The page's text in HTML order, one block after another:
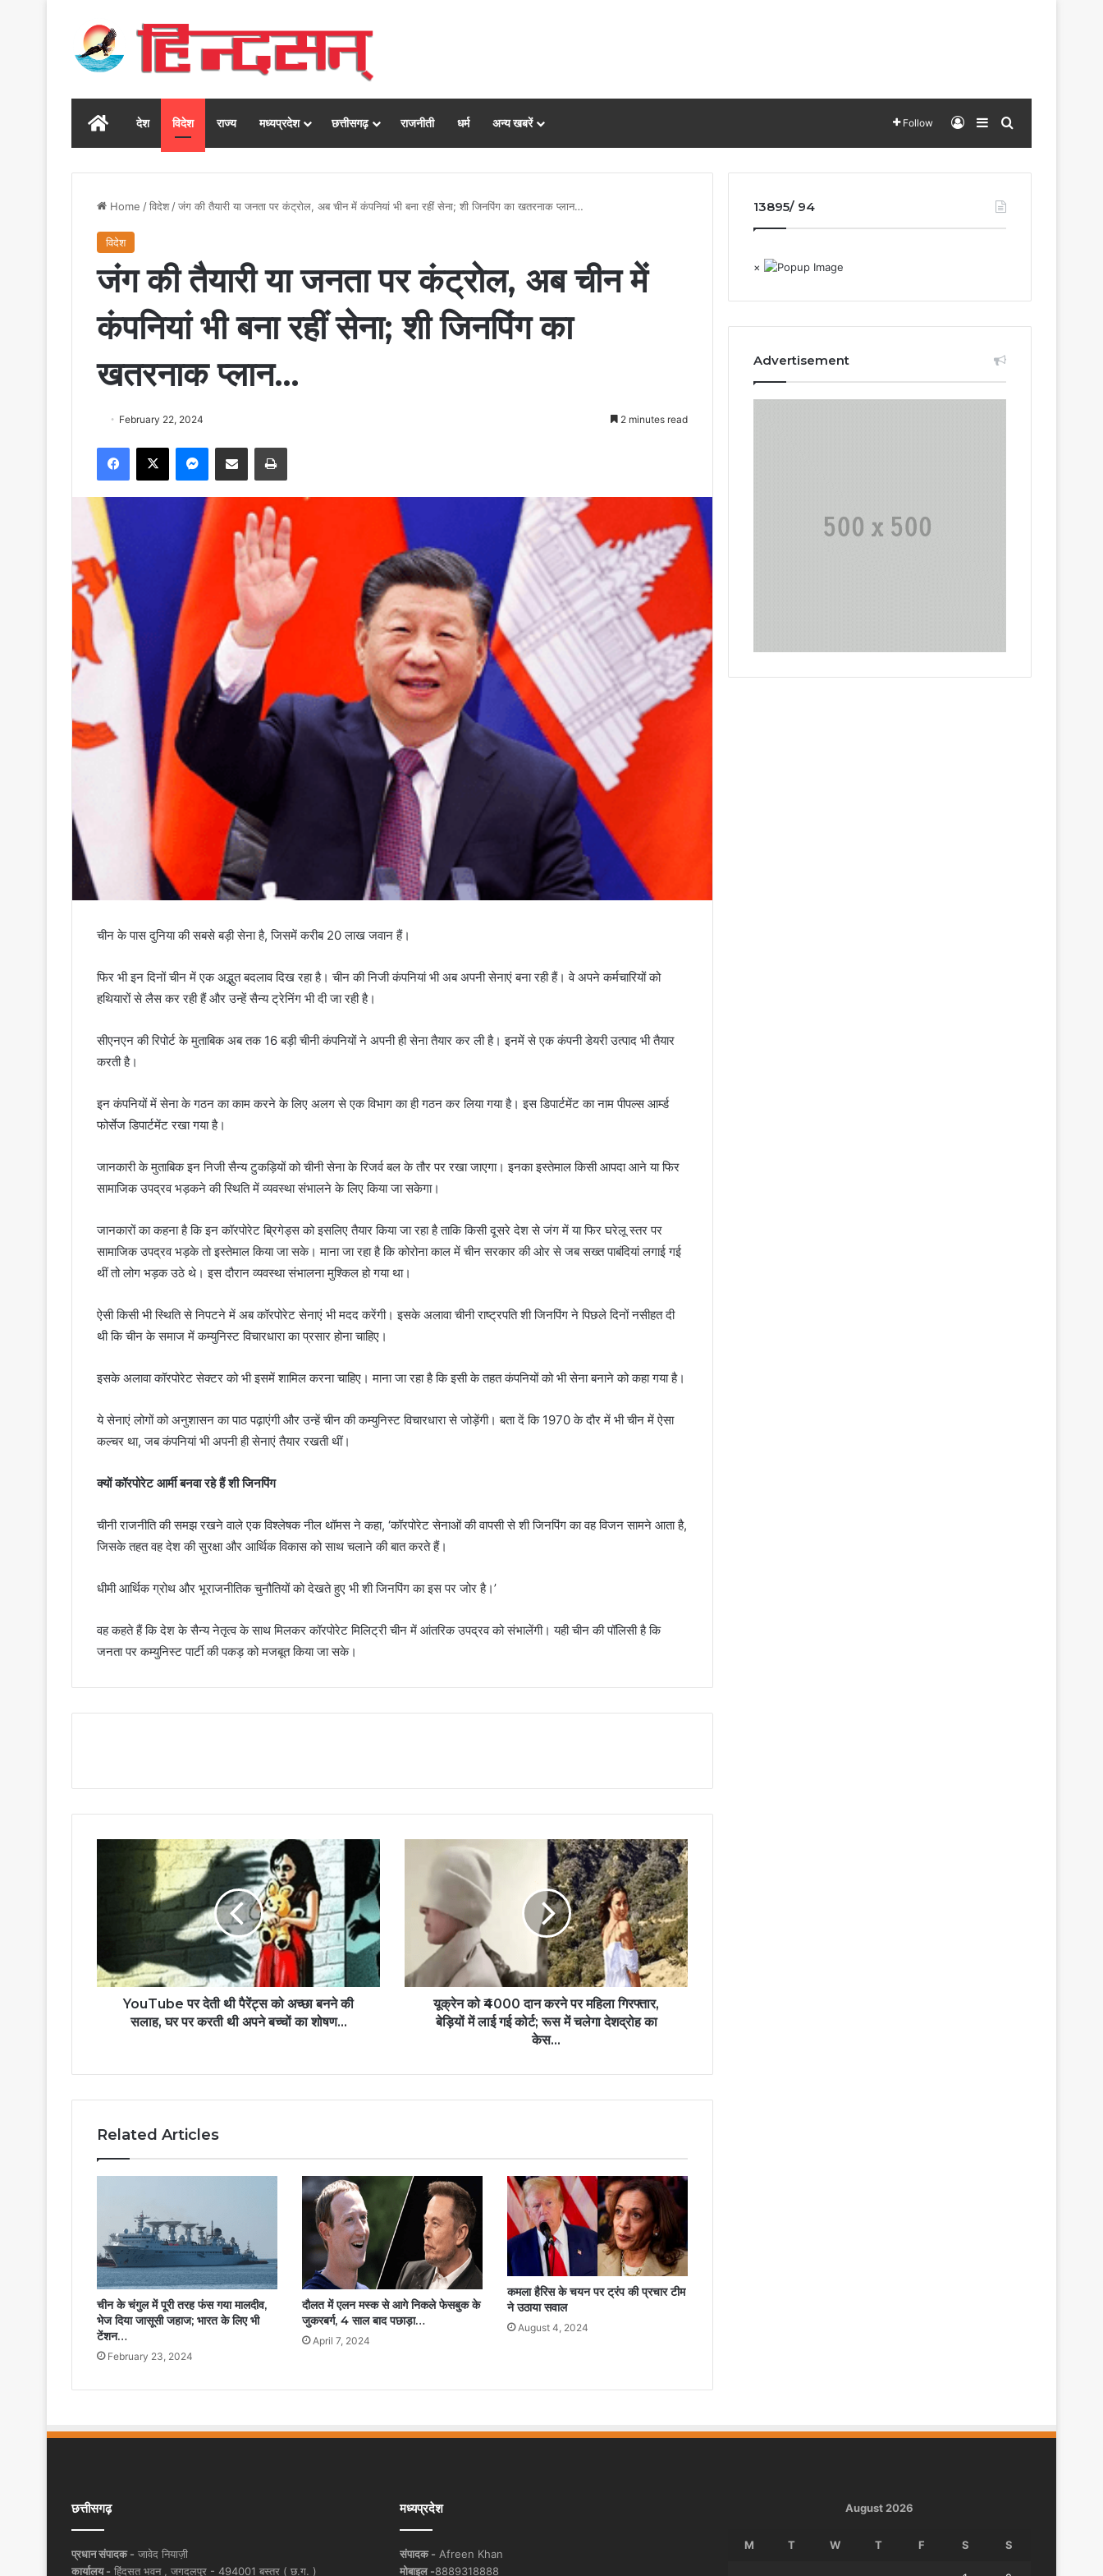
Homeदेश विदेश राज्य मध्यप्रदेश छत्तीसगढ़ राजनीती धर्म अन्य खबरें Follow Log InSidebarSearch for
Home /विदेश/जंग की तैयारी या जनता पर कंट्रोल, अब चीन में कंपनियां भी बना रहीं सेना; शी जिनपिंग का खतरनाक प्लान…
विदेश
जंग की तैयारी या जनता पर कंट्रोल, अब चीन में
कंपनियां भी बना रहीं सेना; शी जिनपिंग का
खतरनाक प्लान…
February 22, 2024 2 minutes read
Facebook
X Messenger
Share via Email Print
चीन के पास दुनिया की सबसे बड़ी सेना है, जिसमें करीब 20 लाख जवान हैं।
फिर भी इन दिनों चीन में एक अद्भुत बदलाव दिख रहा है। चीन की निजी कंपनियां भी अब अपनी सेनाएं बना रही हैं। वे अपने कर्मचारियों को
हथियारों से लैस कर रही हैं और उन्हें सैन्य ट्रेनिंग भी दी जा रही है।
सीएनएन की रिपोर्ट के मुताबिक अब तक 16 बड़ी चीनी कंपनियों ने अपनी ही सेना तैयार कर ली है। इनमें से एक कंपनी डेयरी उत्पाद भी तैयार
करती है।
इन कंपनियों में सेना के गठन का काम करने के लिए अलग से एक विभाग का ही गठन कर लिया गया है। इस डिपार्टमेंट का नाम पीपल्स आर्म्ड
फोर्सेज डिपार्टमेंट रखा गया है।
जानकारी के मुताबिक इन निजी सैन्य टुकड़ियों को चीनी सेना के रिजर्व बल के तौर पर रखा जाएगा। इनका इस्तेमाल किसी आपदा आने या फिर
सामाजिक उपद्रव भड़कने की स्थिति में व्यवस्था संभालने के लिए किया जा सकेगा।
जानकारों का कहना है कि इन कॉरपोरेट ब्रिगेड्स को इसलिए तैयार किया जा रहा है ताकि किसी दूसरे देश से जंग में या फिर घरेलू स्तर पर
सामाजिक उपद्रव भड़के तो इस्तेमाल किया जा सके। माना जा रहा है कि कोरोना काल में चीन सरकार की ओर से जब सख्त पाबंदियां लगाई गई
थीं तो लोग भड़क उठे थे। इस दौरान व्यवस्था संभालना मुश्किल हो गया था।
ऐसी किसी भी स्थिति से निपटने में अब कॉरपोरेट सेनाएं भी मदद करेंगी। इसके अलावा चीनी राष्ट्रपति शी जिनपिंग ने पिछले दिनों नसीहत दी
थी कि चीन के समाज में कम्युनिस्ट विचारधारा का प्रसार होना चाहिए।
इसके अलावा कॉरपोरेट सेक्टर को भी इसमें शामिल करना चाहिए। माना जा रहा है कि इसी के तहत कंपनियों को भी सेना बनाने को कहा गया है।
ये सेनाएं लोगों को अनुशासन का पाठ पढ़ाएंगी और उन्हें चीन की कम्युनिस्ट विचारधारा से जोड़ेंगी। बता दें कि 1970 के दौर में भी चीन में ऐसा
कल्चर था, जब कंपनियां भी अपनी ही सेनाएं तैयार रखती थीं।
क्यों कॉरपोरेट आर्मी बनवा रहे हैं शी जिनपिंग
चीनी राजनीति की समझ रखने वाले एक विश्लेषक नील थॉमस ने कहा, ‘कॉरपोरेट सेनाओं की वापसी से शी जिनपिंग का वह विजन सामने आता है,
जिसके तहत वह देश की सुरक्षा और आर्थिक विकास को साथ चलाने की बात करते हैं।
धीमी आर्थिक ग्रोथ और भूराजनीतिक चुनौतियों को देखते हुए भी शी जिनपिंग का इस पर जोर है।’
वह कहते हैं कि देश के सैन्य नेतृत्व के साथ मिलकर कॉरपोरेट मिलिट्री चीन में आंतरिक उपद्रव को संभालेंगी। यही चीन की पॉलिसी है कि
जनता पर कम्युनिस्ट पार्टी की पकड़ को मजबूत किया जा सके।
YouTube पर देती थी पैरेंट्स को अच्छा बनने की
सलाह, घर पर करती थी अपने बच्चों का शोषण...
यूक्रेन को ₹4000 दान करने पर महिला गिरफ्तार,
बेड़ियों में लाई गई कोर्ट; रूस में चलेगा देशद्रोह का
केस...
Related Articles
चीन के चंगुल में पूरी तरह फंस गया मालदीव,
भेज दिया जासूसी जहाज; भारत के लिए भी
टेंशन…
February 23, 2024
दौलत में एलन मस्क से आगे निकले फेसबुक के
जुकरबर्ग, 4 साल बाद पछाड़ा…
April 7, 2024
कमला हैरिस के चयन पर ट्रंप की प्रचार टीम
ने उठाया सवाल
August 4, 2024
13895/ 94
×
Advertisement
छत्तीसगढ़
प्रधान संपादक - जावेद नियाज़ी
कार्यालय - हिंदसत भवन , जगदलपुर - 494001 बस्तर ( छ.ग. )
मध्यप्रदेश
संपादक - Afreen Khan
मोबाइल -8889318888
August 2026
M T W T F S S